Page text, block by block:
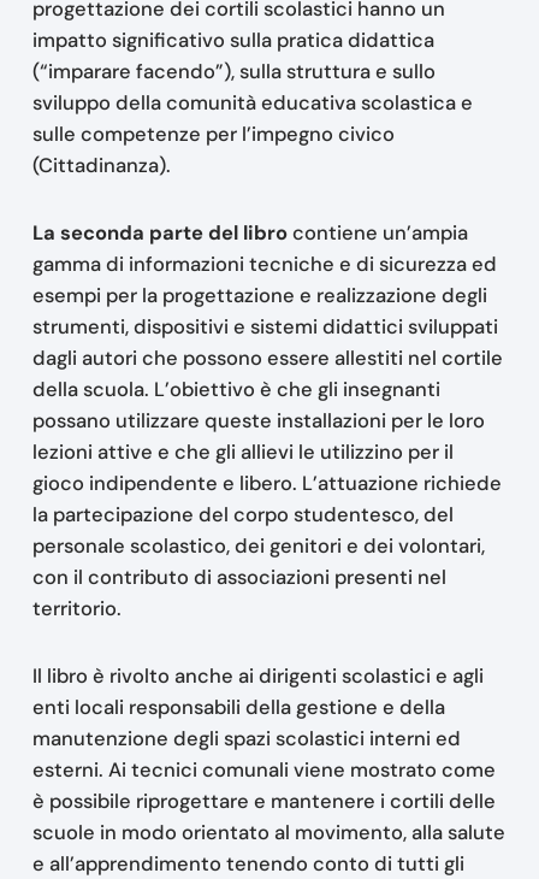
progettazione dei cortili scolastici hanno un
impatto significativo sulla pratica didattica
(“imparare facendo”), sulla struttura e sullo
sviluppo della comunità educativa scolastica e
sulle competenze per l’impegno civico
(Cittadinanza).
La seconda parte del librocontiene un’ampia
gamma di informazioni tecniche e di sicurezza ed
esempi per la progettazione e realizzazione degli
strumenti, dispositivi e sistemi didattici sviluppati
dagli autori che possono essere allestiti nel cortile
della scuola. L’obiettivo è che gli insegnanti
possano utilizzare queste installazioni per le loro
lezioni attive e che gli allievi le utilizzino per il
gioco indipendente e libero. L’attuazione richiede
la partecipazione del corpo studentesco, del
personale scolastico, dei genitori e dei volontari,
con il contributo di associazioni presenti nel
territorio.
Il libro è rivolto anche ai dirigenti scolastici e agli
enti locali responsabili della gestione e della
manutenzione degli spazi scolastici interni ed
esterni. Ai tecnici comunali viene mostrato come
è possibile riprogettare e mantenere i cortili delle
scuole in modo orientato al movimento, alla salute
e all’apprendimento tenendo conto di tutti gli